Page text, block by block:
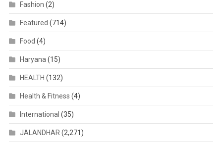
Fashion (2)
Featured (714)
Food (4)
Haryana(15)
HEALTH (132)
Health & Fitness (4)
International (35)
JALANDHAR(2,271)